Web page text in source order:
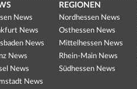
News
News
News
News
News
News
REGIONEN
Nordhessen News
Osthessen News
Mittelhessen News
Rhein-Main News
Südhessen News